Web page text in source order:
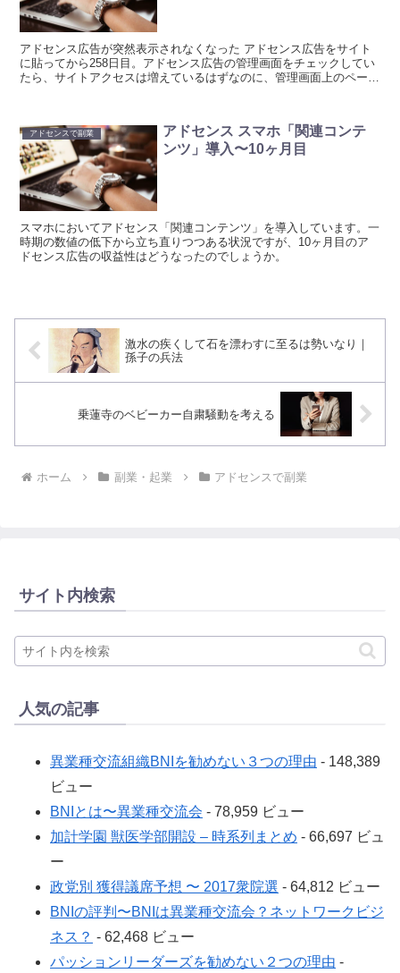
アドセンス広告が突然表示されなくなった アドセンス広告をサイト
に貼ってから258日目。アドセンス広告の管理画面をチェックしてい
たら、サイトアクセスは増えているはずなのに、管理画面上のページ
アドセンスで副業
アドセンス スマホ「関連コンテ
ンツ」導入〜10ヶ月目
スマホにおいてアドセンス「関連コンテンツ」を導入しています。一
時期の数値の低下から立ち直りつつある状況ですが、10ヶ月目のア
ドセンス広告の収益性はどうなったのでしょうか。
激水の疾くして石を漂わすに至るは勢いなり｜
孫子の兵法
乗蓮寺のベビーカー自粛騒動を考える
ホーム 副業・起業 アドセンスで副業
サイト内検索
人気の記事
異業種交流組織BNIを勧めない３つの理由 - 148,389
ビュー
BNIとは〜異業種交流会 - 78,959 ビュー
加計学園 獣医学部開設 – 時系列まとめ - 66,697 ビュ
ー
政党別 獲得議席予想 〜 2017衆院選 - 64,812 ビュー
BNIの評判〜BNIは異業種交流会？ネットワークビジ
ネス？ - 62,468 ビュー
パッションリーダーズを勧めない２つの理由 -